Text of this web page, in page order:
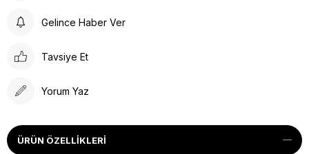
Gelince Haber Ver
Tavsiye Et
Yorum Yaz
ÜRÜN ÖZELLIKLERI